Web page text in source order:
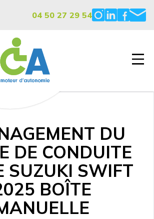
04 50 27 29 54
DU
DE CONDUITE
SUZUKI SWIFT
BOÎTE